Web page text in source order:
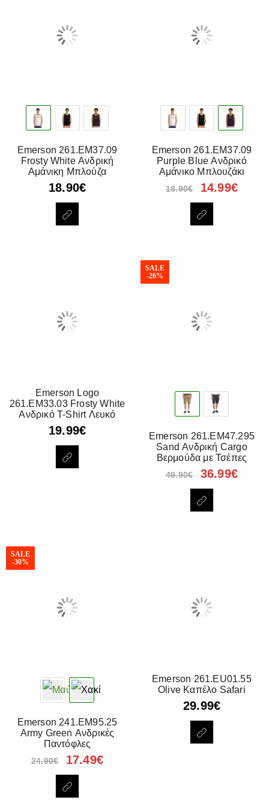
Emerson 261.EM37.09
Frosty White Ανδρική
Αμάνικη Μπλούζα
18.90€
Emerson 261.EM37.09
Purple Blue Ανδρικό
Αμάνικο Μπλουζάκι
18.90€ 14.99€
Emerson Logo
261.EM33.03 Frosty White
Ανδρικό T-Shirt Λευκό
19.99€
SALE
-26%
Emerson 261.EM47.295
Sand Ανδρική Cargo
Βερμούδα με Τσέπες
49.90€ 36.99€
SALE
-30%
Emerson 241.EM95.25
Army Green Ανδρικές
Παντόφλες
24.90€ 17.49€
Emerson 261.EU01.55
Olive Καπέλο Safari
29.99€